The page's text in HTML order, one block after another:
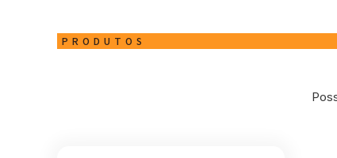
PRODUTOS